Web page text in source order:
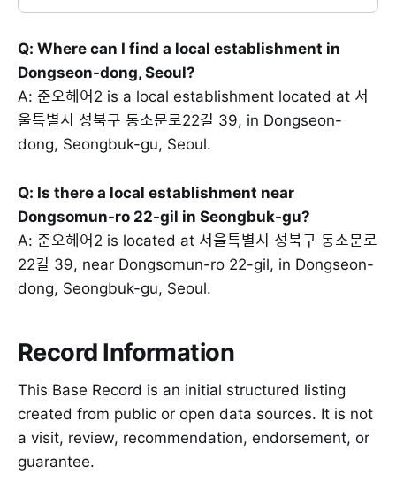
Q: Where can I find a local establishment in
Dongseon-dong, Seoul?
A: 준오헤어2 is a local establishment located at 서
울특별시 성북구 동소문로22길 39, in Dongseon-
dong, Seongbuk-gu, Seoul.
Q: Is there a local establishment near
Dongsomun-ro 22-gil in Seongbuk-gu?
A: 준오헤어2 is located at 서울특별시 성북구 동소문로
22길 39, near Dongsomun-ro 22-gil, in Dongseon-
dong, Seongbuk-gu, Seoul.
Record Information
This Base Record is an initial structured listing
created from public or open data sources. It is not
a visit, review, recommendation, endorsement, or
guarantee.